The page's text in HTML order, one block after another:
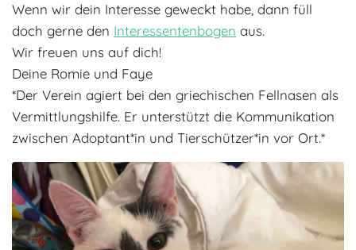
Wenn wir dein Interesse geweckt habe, dann füll
doch gerne den Interessentenbogen aus.
Wir freuen uns auf dich!
Deine Romie und Faye
*Der Verein agiert bei den griechischen Fellnasen als
Vermittlungshilfe. Er unterstützt die Kommunikation
zwischen Adoptant*in und Tierschützer*in vor Ort.*